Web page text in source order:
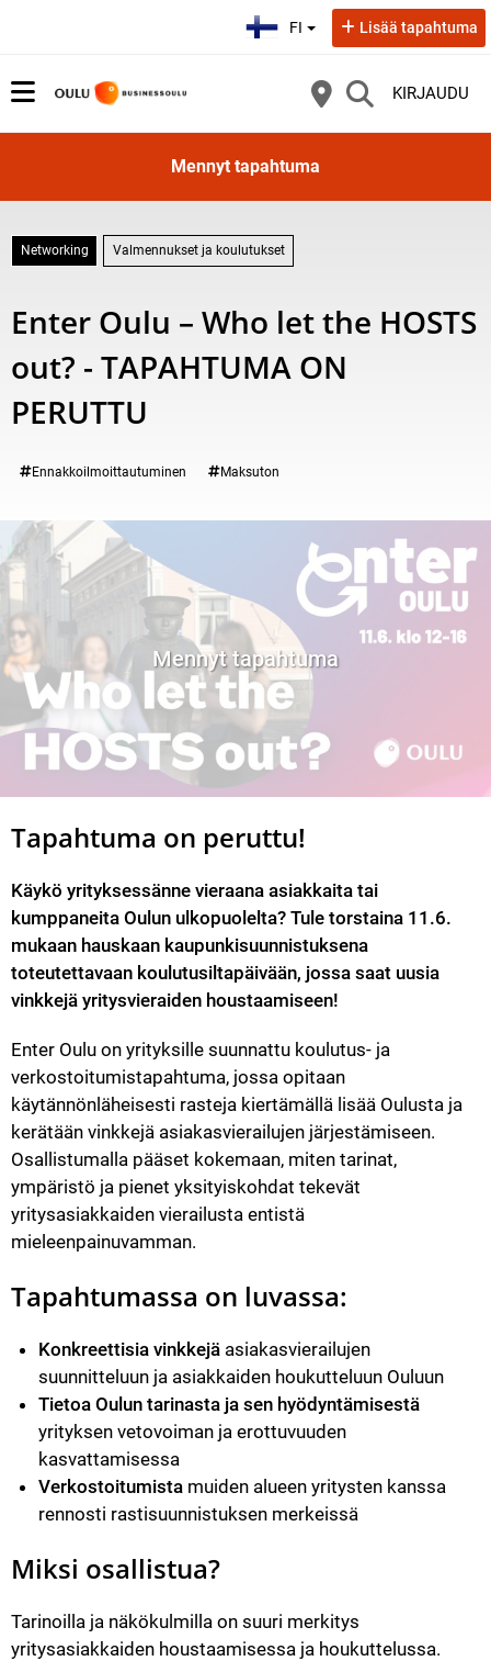
FI Lisää tapahtuma
KIRJAUDU
Mennyt tapahtuma
Networking Valmennukset ja koulutukset
Enter Oulu – Who let the HOSTS
out? - TAPAHTUMA ON
PERUTTU
Tule torstaina 11.6. mukaan hauskaan kaupunkisuunnistuksena
Kategoria:
Ennakkoilmoittautuminen Maksuton
Mennyt tapahtuma
Tapahtuma on peruttu!
Käykö yrityksessänne vieraana asiakkaita tai
kumppaneita Oulun ulkopuolelta? Tule torstaina 11.6.
mukaan hauskaan kaupunkisuunnistuksena
toteutettavaan koulutusiltapäivään, jossa saat uusia
vinkkejä yritysvieraiden houstaamiseen!
Enter Oulu on yrityksille suunnattu koulutus- ja
verkostoitumistapahtuma, jossa opitaan
käytännönläheisesti rasteja kiertämällä lisää Oulusta ja
kerätään vinkkejä asiakasvierailujen järjestämiseen.
Osallistumalla pääset kokemaan, miten tarinat,
ympäristö ja pienet yksityiskohdat tekevät
yritysasiakkaiden vierailusta entistä
mieleenpainuvamman.
Tapahtumassa on luvassa:
Konkreettisia vinkkejä asiakasvierailujen
suunnitteluun ja asiakkaiden houkutteluun Ouluun
Tietoa Oulun tarinasta ja sen hyödyntämisestä
yrityksen vetovoiman ja erottuvuuden
kasvattamisessa
Verkostoitumista muiden alueen yritysten kanssa
rennosti rastisuunnistuksen merkeissä
Miksi osallistua?
Tarinoilla ja näkökulmilla on suuri merkitys
yritysasiakkaiden houstaamisessa ja houkuttelussa.